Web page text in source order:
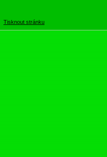
Tisknout stránku